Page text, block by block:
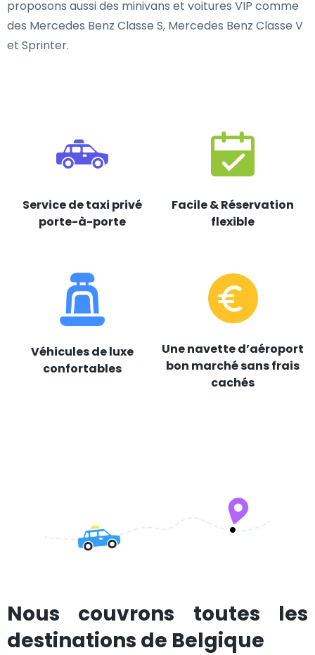
proposons aussi des minivans et voitures VIP comme
des Mercedes Benz Classe S, Mercedes Benz Classe V
et Sprinter.
Service de taxi privé
porte-à-porte
Facile & Réservation
flexible
Véhicules de luxe
confortables
Une navette d’aéroport
bon marché sans frais
cachés
Nous couvrons toutes les
destinations de Belgique